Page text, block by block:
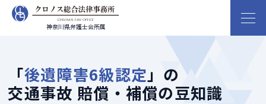
神奈川県弁護士会所属
「後遺障害6級認定 」の
交通事故 賠償・補償の豆知識